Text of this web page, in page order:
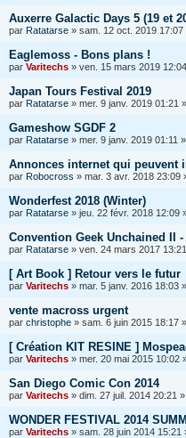
Auxerre Galactic Days 5 (19 et
par Ratatarse » sam. 12 oct. 2019 17:07
Eaglemoss - Bons plans !
par Varitechs » ven. 15 mars 2019 12:04
Japan Tours Festival 2019
par Ratatarse » mer. 9 janv. 2019 01:21
Gameshow SGDF 2
par Ratatarse » mer. 9 janv. 2019 01:11
Annonces internet qui peuvent
par Robocross » mar. 3 avr. 2018 23:09
Wonderfest 2018 (Winter)
par Ratatarse » jeu. 22 févr. 2018 12:09
Convention Geek Unchained II
par Ratatarse » ven. 24 mars 2017 13:21
[ Art Book ] Retour vers le futur
par Varitechs » mar. 5 janv. 2016 18:03
vente macross urgent
par christophe » sam. 6 juin 2015 18:17
[ Création KIT RESINE ]
par Varitechs » mer. 20 mai 2015 10:02
San Diego Comic Con 2014
par Varitechs » dim. 27 juil. 2014 20:21
WONDER FESTIVAL 2014
par Varitechs » sam. 28 juin 2014 15:21